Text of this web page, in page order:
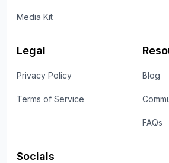
Media Kit
Legal
Privacy Policy
Terms of Service
Blog
FAQs
Socials